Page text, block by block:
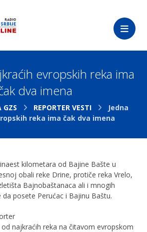
evropskih reka ima
dva imena
GZS REPORTER VESTI
Jedna
reka ima čak dva imena
kilometara od Bajine Bašte u
obali reke Drine, protiče reka Vrelo,
Bajnobaštanaca ali i mnogih
posete Perućac i Bajinu Baštu.
od najkraćih reka na čitavom evropskom